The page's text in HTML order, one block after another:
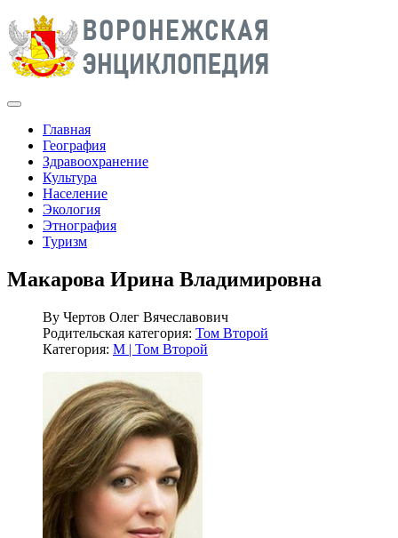
Главная
География
Здравоохранение
Культура
Население
Экология
Этнография
Туризм
Макарова Ирина Владимировна
By Чертов Олег Вячеславович
Родительская категория: Том Второй
Категория: М | Том Второй